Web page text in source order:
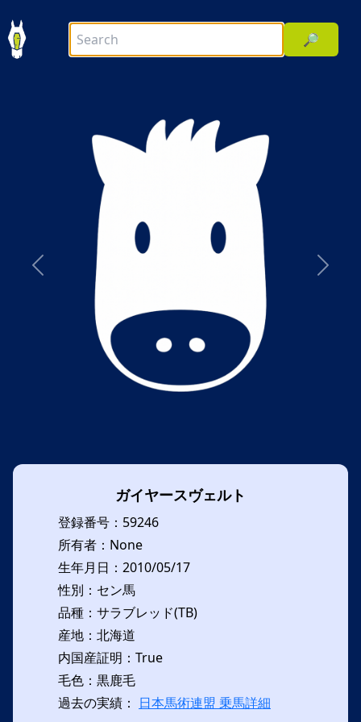
🔎
前へ 次へ
ガイヤースヴェルト
登録番号：59246
所有者：None
生年月日：2010/05/17
性別：セン馬
品種：サラブレッド(TB)
産地：北海道
内国産証明：True
毛色：黒鹿毛
過去の実績： 日本馬術連盟 乗馬詳細